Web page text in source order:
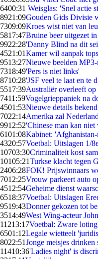
6400:31 Weisglas: 'Snel actie
8921:09Gouden Gids Divisie
7309:09Kroes wist niet van
5817:47Bruine beer uitgezet in
9922:28'Danny Blind na dit
4521:01Kamer wil aanpak
9513:27Nieuwe beelden
7318:49'Pers is niet links'
8710:28'JSF veel te laat en te
5517:39Australiër overleeft op
7411:59Vogelgrieppaniek na
4501:53Nieuwe details
7022:14Amerika zal
9912:52'Chinese man kan
6101:08Kabinet:
4320:57Voetbal: Uitslagen 1/
10703:30Criminaliteit kost
10105:21Turkse klacht tegen
2406:28FOK! Prijswinnaars
7012:25Vrouw parkeert auto
4512:54Geheime dienst
6518:37Voetbal: Uitslagen
9519:43Donner gekozen tot
3514:49West Wing-acteur
11213:17Voetbal: Zware
6501:12Legale wietteelt
8022:51Jonge meisjes drinken
11410:36'Ladies night' is